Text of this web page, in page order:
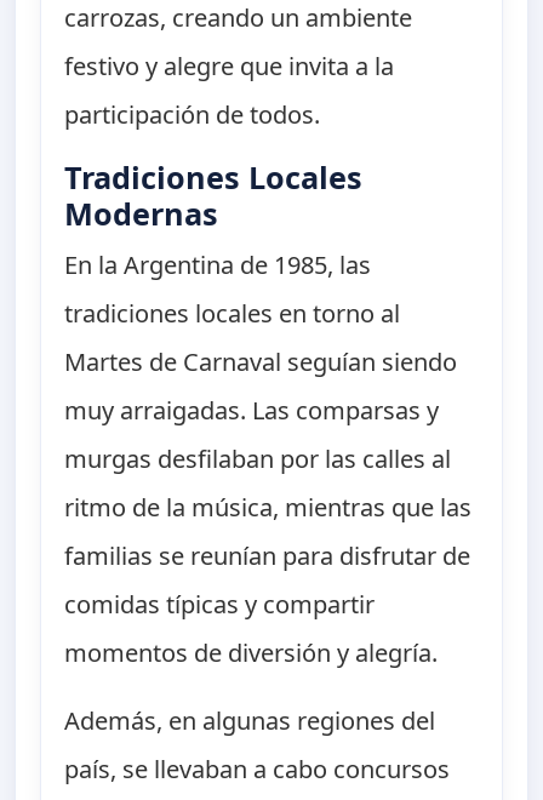
carrozas, creando un ambiente
festivo y alegre que invita a la
participación de todos.
Tradiciones Locales
Modernas
En la Argentina de 1985, las
tradiciones locales en torno al
Martes de Carnaval seguían siendo
muy arraigadas. Las comparsas y
murgas desfilaban por las calles al
ritmo de la música, mientras que las
familias se reunían para disfrutar de
comidas típicas y compartir
momentos de diversión y alegría.
Además, en algunas regiones del
país, se llevaban a cabo concursos